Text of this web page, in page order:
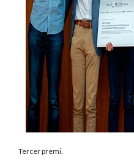
Tercer premi.